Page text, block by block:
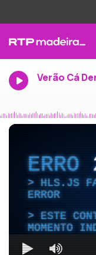
Verão Cá
ERRO
HLS.JS
ERROR
ESTE
MOMENTO